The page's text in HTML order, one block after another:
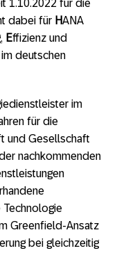
1.10.2022 für die
dabei für HANA
Effizienz und
deutschen
im
für die
und Gesellschaft
nachkommenden
Greenfield-Ansatz
bei gleichzeitig